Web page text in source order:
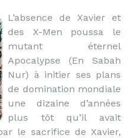
L’absence de Xavier et
des X-Men poussa le
mutant éternel
Apocalypse (En Sabah
Nur) à initier ses plans
de domination mondiale
une dizaine d’années
plus tôt qu’il avait
le sacrifice de Xavier,